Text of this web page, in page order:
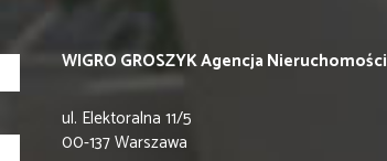
WIGRO GROSZYK Agencja Nieruchomości
ul. Elektoralna 11/5
00-137 Warszawa